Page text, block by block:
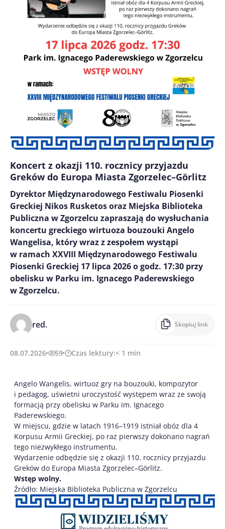
Koncert z okazji 110. rocznicy przyjazdu
Greków do Europa Miasta Zgorzelec–Görlitz
Dyrektor Międzynarodowego Festiwalu Piosenki
Greckiej Nikos Rusketos oraz Miejska Biblioteka
Publiczna w Zgorzelcu zapraszają do wysłuchania
koncertu greckiego wirtuoza bouzouki Angelo
Wangelisa, który wraz z zespołem wystąpi
w ramach XXVIII Międzynarodowego Festiwalu
Piosenki Greckiej 17 lipca 2026 o godz. 17:30 przy
obelisku w Parku im. Ignacego Paderewskiego
w Zgorzelcu.
red. Skopiuj link
08.07.2026 59 Czas lektury:< 1 min
Angelo Wangelis, wirtuoz gry na bouzouki, kompozytor
i pedagog, uświetni uroczystość występem wraz ze swoją
formacją przy obelisku w Parku im. Ignacego
Paderewskiego.
W miejscu, gdzie w latach 1916–1919 istniał obóz dla 4
Korpusu Armii Greckiej, po raz pierwszy dokonano nagrań
tego niezwykłego instrumentu.
Wydarzenie odbędzie się z okazji 110. rocznicy przyjazdu
Greków do Europa Miasta Zgorzelec–Görlitz.
Wstęp wolny.
Źródło: Miejska Biblioteka Publiczna w Zgorzelcu